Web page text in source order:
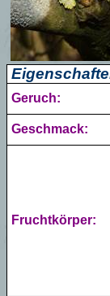
Geruch:
Geschmack:
Fruchtkörper: